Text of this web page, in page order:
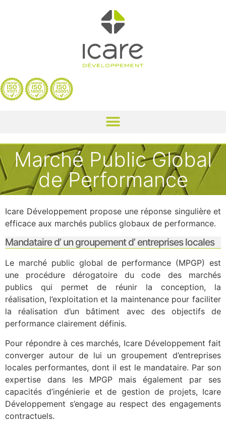
Marché Public Global
de Performance
Icare Développement propose une réponse singulière et
efficace aux marchés publics globaux de performance.
Mandataire d’ un groupement d’ entreprises locales
Le marché public global de performance (MPGP) est
une procédure dérogatoire du code des marchés
publics qui permet de réunir la conception, la
réalisation, l’exploitation et la maintenance pour faciliter
la réalisation d’un bâtiment avec des objectifs de
performance clairement définis.
Pour répondre à ces marchés, Icare Développement fait
converger autour de lui un groupement d’entreprises
locales performantes, dont il est le mandataire. Par son
expertise dans les MPGP mais également par ses
capacités d’ingénierie et de gestion de projets, Icare
Développement s’engage au respect des engagements
contractuels.